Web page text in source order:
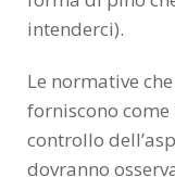
intenderci).
Le normative
forniscono
controllo
dovranno